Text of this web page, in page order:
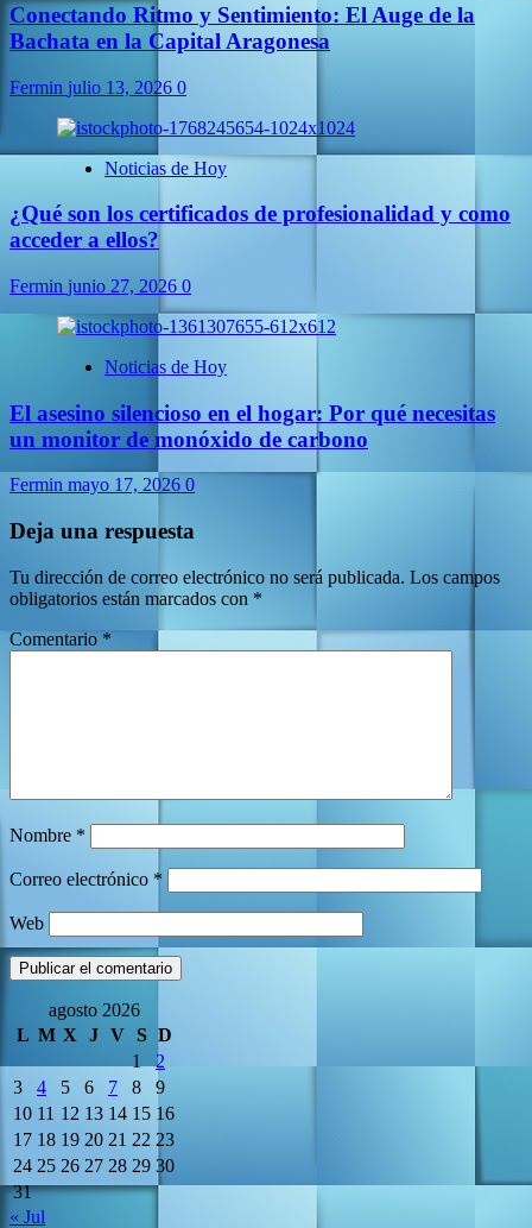
Conectando Ritmo y Sentimiento: El Auge de la
Bachata en la Capital Aragonesa
Fermin julio 13, 2026 0
Noticias de Hoy
¿Qué son los certificados de profesionalidad y como
acceder a ellos?
Fermin junio 27, 2026 0
Noticias de Hoy
El asesino silencioso en el hogar: Por qué necesitas
un monitor de monóxido de carbono
Fermin mayo 17, 2026 0
Deja una respuesta
Tu dirección de correo electrónico no será publicada. Los campos
obligatorios están marcados con *
Comentario *
Nombre *
Correo electrónico *
Web
agosto 2026
L M X J V S D
1
2
3
4 5 6 7 8
9
10 11 12 13 14 15 16
17 18 19 20 21 22 23
24 25 26 27 28 29 30
31
« Jul